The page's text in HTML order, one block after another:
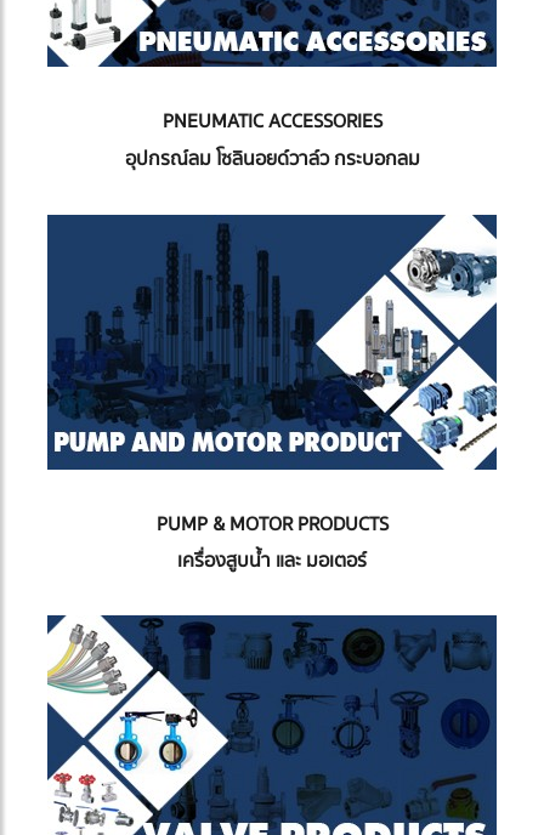
PNEUMATIC ACCESSORIES
อุปกรณ์ลม โซลินอยด์วาล์ว กระบอกลม
PUMP & MOTOR PRODUCTS
เครื่องสูบน้ำ และ มอเตอร์